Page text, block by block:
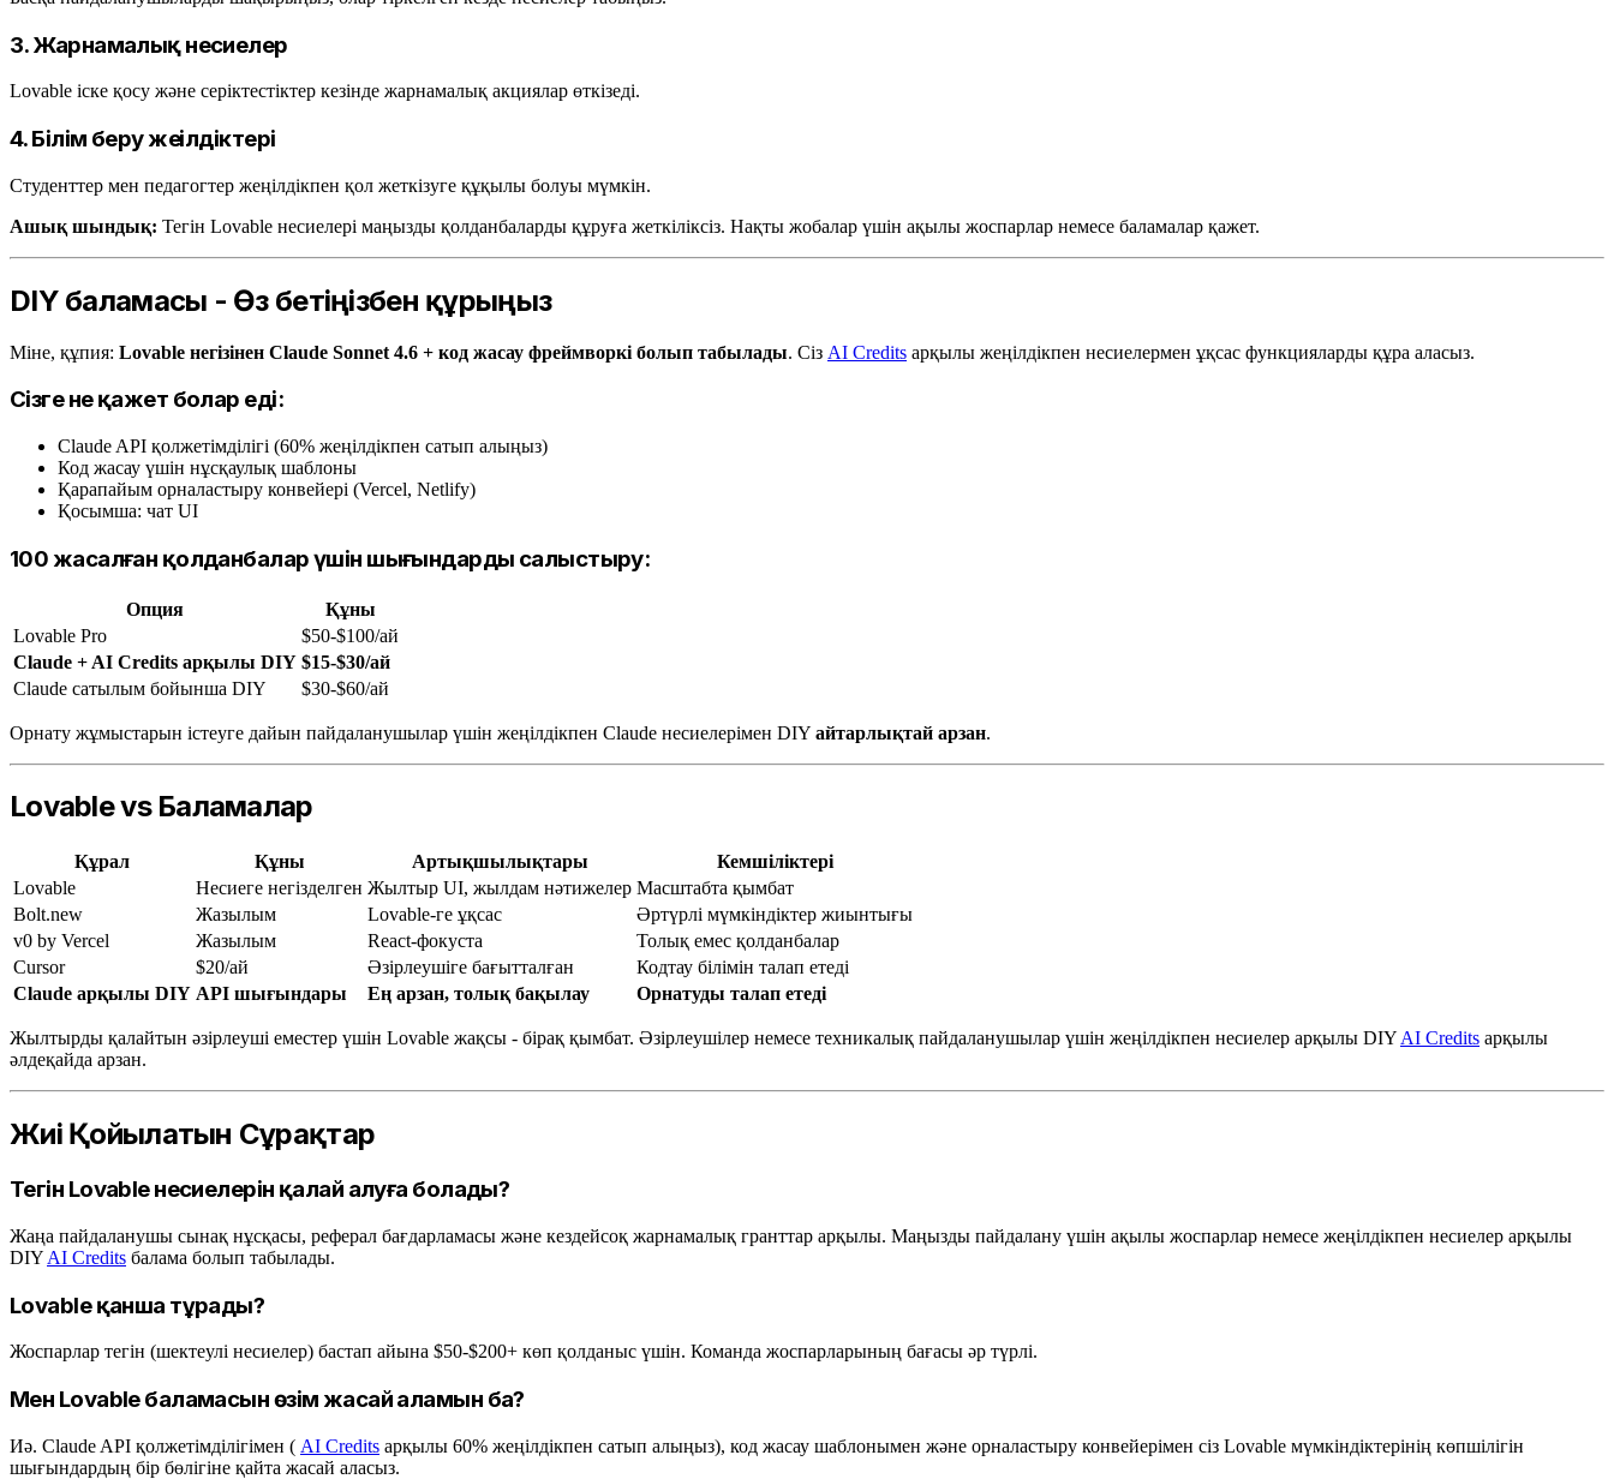
3. Жарнамалық несиелер
Lovable іске қосу және серіктестіктер кезінде жарнамалық акциялар өткізеді.
4. Білім беру жеңілдіктері
Студенттер мен педагогтер жеңілдікпен қол жеткізуге құқылы болуы мүмкін.
Ашық шындық: Тегін Lovable несиелері маңызды қолданбаларды құруға жеткіліксіз. Нақты жобалар үшін ақылы жоспарлар немесе баламалар қажет.
DIY баламасы - Өз бетіңізбен құрыңыз
Міне, құпия: Lovable негізінен Claude Sonnet 4.6 + код жасау фреймворкі болып табылады. Сіз AI Credits арқылы жеңілдікпен несиелермен ұқсас функцияларды құра аласыз.
Сізге не қажет болар еді:
Claude API қолжетімділігі (60% жеңілдікпен сатып алыңыз)
Код жасау үшін нұсқаулық шаблоны
Қарапайым орналастыру конвейері (Vercel, Netlify)
Қосымша: чат UI
100 жасалған қолданбалар үшін шығындарды салыстыру:
Опция
Құны
Lovable Pro
$50-$100/ай
Claude + AI Credits арқылы DIY $15-$30/ай
Claude сатылым бойынша DIY
$30-$60/ай
Орнату жұмыстарын істеуге дайын пайдаланушылар үшін жеңілдікпен Claude несиелерімен DIY айтарлықтай арзан.
Lovable vs Баламалар
Құрал Құны Артықшылықтары
Кемшіліктері
Lovable
Несиеге негізделген Жылтыр UI, жылдам нәтижелер Масштабта қымбат
Bolt.new
Жазылым Lovable-ге ұқсас
Әртүрлі мүмкіндіктер жиынтығы
v0 by Vercel
Жазылым React-фокуста
Толық емес қолданбалар
Cursor
$20/ай Әзірлеушіге бағытталған
Кодтау білімін талап етеді
Claude арқылы DIY API шығындары Ең арзан, толық бақылау Орнатуды талап етеді
Жылтырды қалайтын әзірлеуші еместер үшін Lovable жақсы - бірақ қымбат. Әзірлеушілер немесе техникалық пайдаланушылар үшін жеңілдікпен несиелер арқылы DIY AI Credits арқылы
әлдеқайда арзан.
Жиі Қойылатын Сұрақтар
Тегін Lovable несиелерін қалай алуға болады?
Жаңа пайдаланушы сынақ нұсқасы, реферал бағдарламасы және кездейсоқ жарнамалық гранттар арқылы. Маңызды пайдалану үшін ақылы жоспарлар немесе жеңілдікпен несиелер арқылы
DIY AI Credits балама болып табылады.
Lovable қанша тұрады?
Жоспарлар тегін (шектеулі несиелер) бастап айына $50-$200+ көп қолданыс үшін. Команда жоспарларының бағасы әр түрлі.
Мен Lovable баламасын өзім жасай аламын ба?
Иә. Claude API қолжетімділігімен ( AI Credits арқылы 60% жеңілдікпен сатып алыңыз), код жасау шаблонымен және орналастыру конвейерімен сіз Lovable мүмкіндіктерінің көпшілігін
шығындардың бір бөлігіне қайта жасай аласыз.